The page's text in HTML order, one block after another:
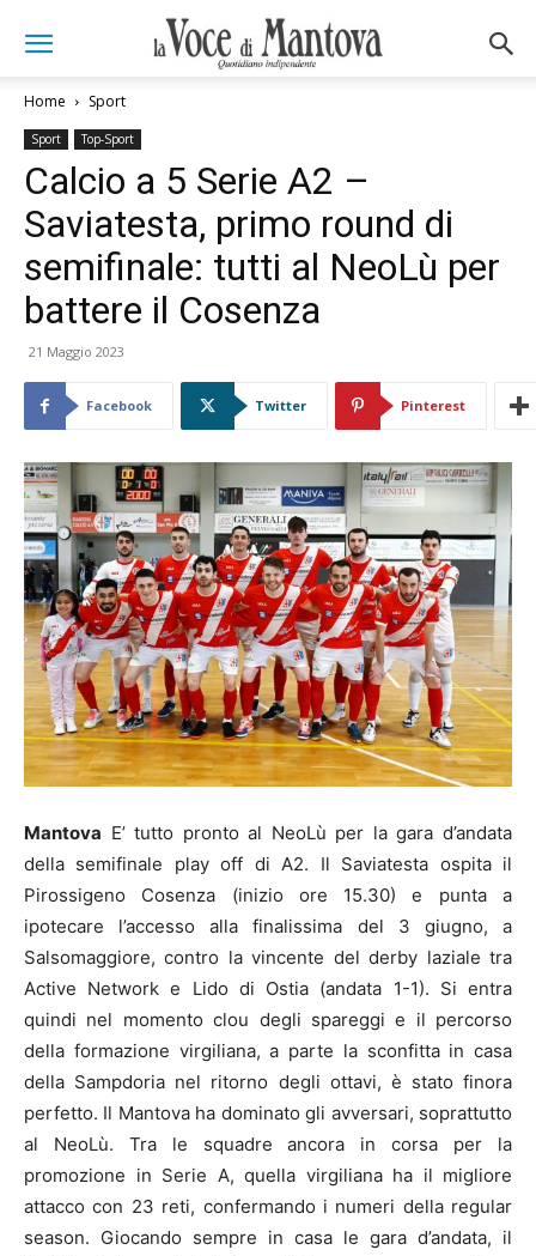
Home Sport
Sport Top-Sport
Calcio a 5 Serie A2 –
Saviatesta, primo round di
semifinale: tutti al NeoLù per
battere il Cosenza
21 Maggio 2023
Facebook Twitter Pinterest
Mantova E’ tutto pronto al NeoLù per la gara d’andata
della semifinale play off di A2. Il Saviatesta ospita il
Pirossigeno Cosenza (inizio ore 15.30) e punta a
ipotecare l’accesso alla finalissima del 3 giugno, a
Salsomaggiore, contro la vincente del derby laziale tra
Active Network e Lido di Ostia (andata 1-1). Si entra
quindi nel momento clou degli spareggi e il percorso
della formazione virgiliana, a parte la sconfitta in casa
della Sampdoria nel ritorno degli ottavi, è stato finora
perfetto. Il Mantova ha dominato gli avversari, soprattutto
al NeoLù. Tra le squadre ancora in corsa per la
promozione in Serie A, quella virgiliana ha il migliore
attacco con 23 reti, confermando i numeri della regular
season. Giocando sempre in casa le gara d’andata, il